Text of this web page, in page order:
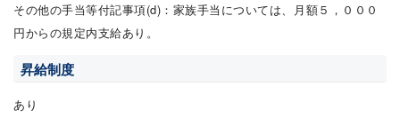
その他の手当等付記事項(d)：家族手当については、月額５，０００
円からの規定内支給あり。
昇給制度
あり